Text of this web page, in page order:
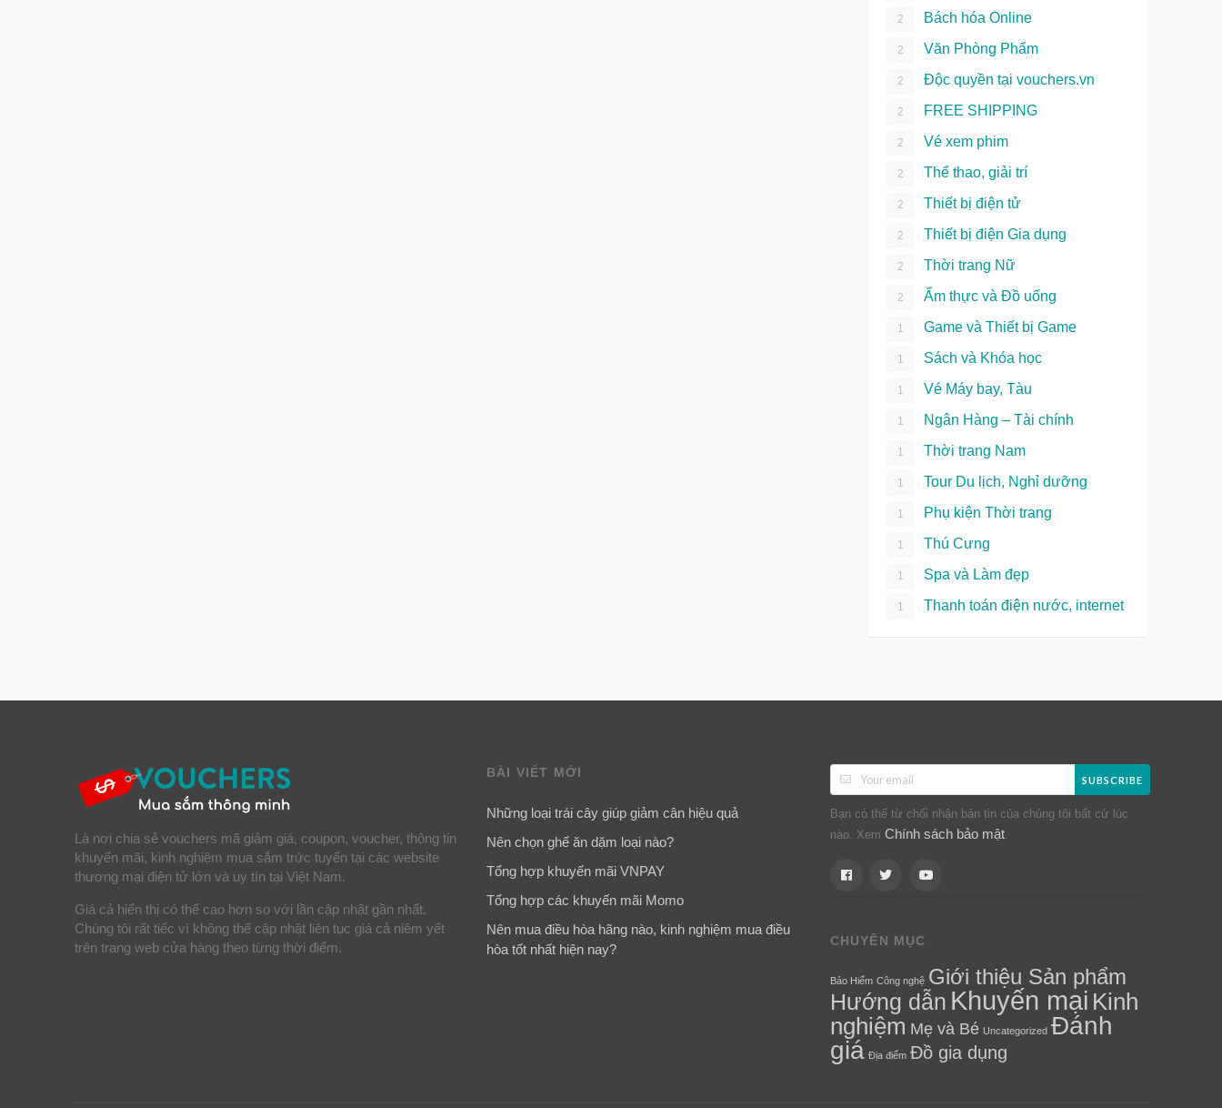
2 Bách hóa Online
2 Văn Phòng Phẩm
2 Độc quyền tại vouchers.vn
2 FREE SHIPPING
2 Vé xem phim
2 Thể thao, giải trí
2 Thiết bị điện tử
2 Thiết bị điện Gia dụng
2 Thời trang Nữ
2 Ẩm thực và Đồ uống
1 Game và Thiết bị Game
1 Sách và Khóa học
1 Vé Máy bay, Tàu
1 Ngân Hàng – Tài chính
1 Thời trang Nam
1 Tour Du lịch, Nghỉ dưỡng
1 Phụ kiện Thời trang
1 Thú Cưng
1 Spa và Làm đẹp
1 Thanh toán điện nước, internet
Là nơi chia sẻ vouchers mã giảm giá, coupon, voucher, thông tin
khuyến mãi, kinh nghiệm mua sắm trức tuyến tại các website
thương mại điện tử lớn và uy tín tại Việt Nam.
Giá cả hiển thị có thể cao hơn so với lần cập nhật gần nhất.
Chúng tôi rất tiếc vì không thể cập nhật liên tục giá cả niêm yết
trên trang web cửa hàng theo từng thời điểm.
BÀI VIẾT MỚI
Những loại trái cây giúp giảm cân hiệu quả
Nên chọn ghế ăn dặm loại nào?
Tổng hợp khuyến mãi VNPAY
Tổng hợp các khuyến mãi Momo
Nên mua điều hòa hãng nào, kinh nghiệm mua điều
hòa tốt nhất hiện nay?
SUBSCRIBE
Bạn có thể từ chối nhận bản tin của chúng tôi bất cứ lúc
nào. Xem Chính sách bảo mật.
CHUYÊN MỤC
Bảo Hiểm Công nghệ Giới thiệu Sản phẩm
Hướng dẫn Khuyến mại Kinh
nghiệm Mẹ và Bé Uncategorized Đánh
giá Địa điểm Đồ gia dụng